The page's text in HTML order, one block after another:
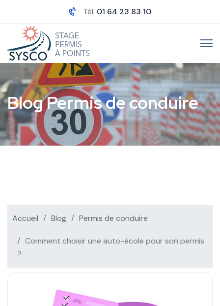
Tél: 01 64 23 83 10
Blog Permis de conduire
Accueil Blog Permis de conduire
Comment choisir une auto-école pour son permis
?